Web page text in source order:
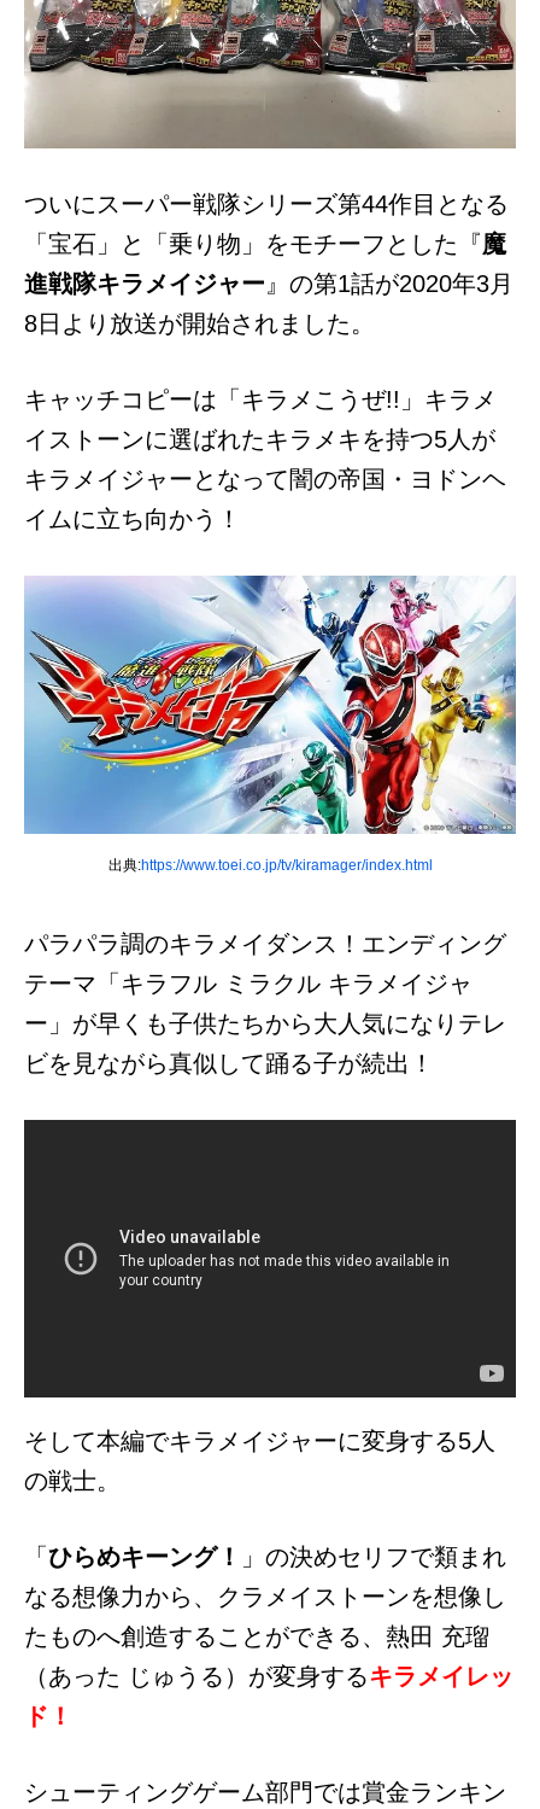
ついにスーパー戦隊シリーズ第44作目となる
「宝石」と「乗り物」をモチーフとした『魔
進戦隊キラメイジャー 』の第1話が2020年3月
8日より放送が開始されました。
キャッチコピーは「キラメこうぜ!!」キラメ
イストーンに選ばれたキラメキを持つ5人が
キラメイジャーとなって闇の帝国・ヨドンヘ
イムに立ち向かう！
出典:https://www.toei.co.jp/tv/kiramager/index.html
パラパラ調のキラメイダンス！エンディング
テーマ「キラフル ミラクル キラメイジャ
ー」が早くも子供たちから大人気になりテレ
ビを見ながら真似して踊る子が続出！
そして本編でキラメイジャーに変身する5人
の戦士。
「 ひらめキーング！
」の決めセリフで類まれ
なる想像力から、クラメイストーンを想像し
たものへ創造することができる、熱田 充瑠
（あった じゅうる）が変身するキラメイレッ
ド！
シューティングゲーム部門では賞金ランキン